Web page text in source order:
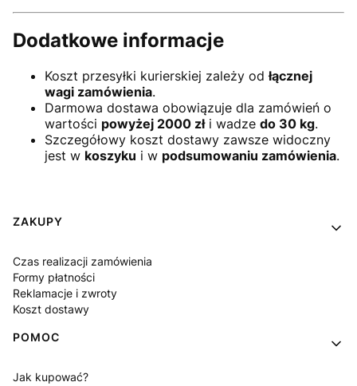
Dodatkowe informacje
Koszt przesyłki kurierskiej zależy odłącznej
wagi zamówienia.
Darmowa dostawa obowiązuje dla zamówień o
wartości powyżej 2000 złi wadze do 30 kg.
Szczegółowy koszt dostawy zawsze widoczny
jest w koszyku i w podsumowaniu zamówienia.
Linki w stopce
ZAKUPY
Czas realizacji zamówienia
Formy płatności
Reklamacje i zwroty
Koszt dostawy
POMOC
Jak kupować?